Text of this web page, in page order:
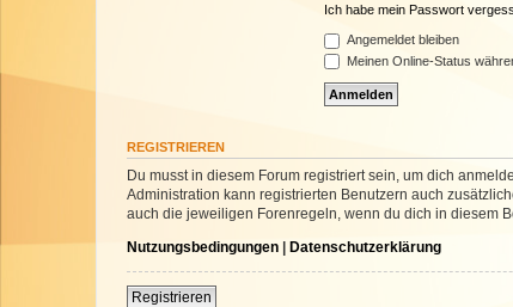
Ich habe mein Passwort
Angemeldet bleiben
Meinen Online-Status
REGISTRIEREN
Du musst in diesem Forum registriert sein, um dich
Administration kann registrierten Benutzern auch
auch die jeweiligen Forenregeln, wenn du dich in diesem
Nutzungsbedingungen | Datenschutzerklärung
Registrieren